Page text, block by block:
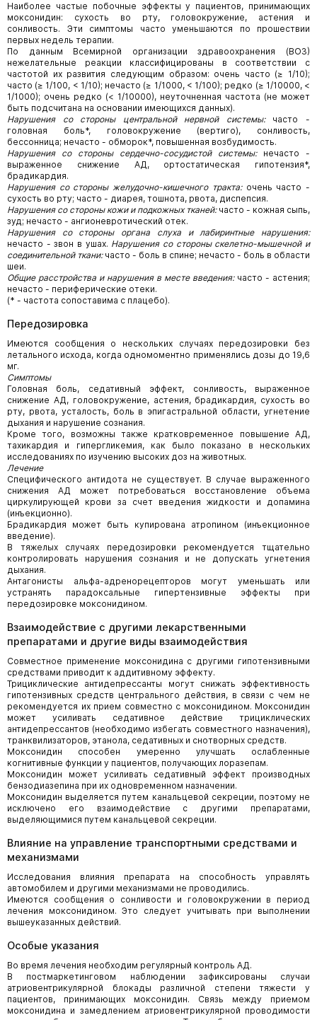
Наиболее частые побочные эффекты у пациентов, принимающих
моксонидин: сухость во рту, головокружение, астения и
сонливость. Эти симптомы часто уменьшаются по прошествии
первых недель терапии.
По данным Всемирной организации здравоохранения (ВОЗ)
нежелательные реакции классифицированы в соответствии с
частотой их развития следующим образом: очень часто (≥ 1/10);
часто (≥ 1/100, < 1/10); нечасто (≥ 1/1000, < 1/100); редко (≥ 1/10000, <
1/1000); очень редко (< 1/10000), неуточненная частота (не может
быть подсчитана на основании имеющихся данных).
Нарушения со стороны центральной нервной системы:часто -
головная боль*, головокружение (вертиго), сонливость,
бессонница; нечасто - обморок*, повышенная возбудимость.
Нарушения со стороны сердечно-сосудистой системы:нечасто -
выраженное снижение АД, ортостатическая гипотензия*,
брадикардия.
Нарушения со стороны желудочно-кишечного тракта:очень часто -
сухость во рту; часто - диарея, тошнота, рвота, диспепсия.
Нарушения со стороны кожи и подкожных тканей:часто - кожная сыпь,
зуд; нечасто - ангионевротический отек.
Нарушения со стороны органа слуха и лабиринтные нарушения:
нечасто - звон в ушах. Нарушения со стороны скелетно-мышечной и
соединительной ткани:часто - боль в спине; нечасто - боль в области
шеи.
Общие расстройства и нарушения в месте введения:часто - астения;
нечасто - периферические отеки.
(* - частота сопоставима с плацебо).
Передозировка
Имеются сообщения о нескольких случаях передозировки без
летального исхода, когда одномоментно применялись дозы до 19,6
мг.
Симптомы
Головная боль, седативный эффект, сонливость, выраженное
снижение АД, головокружение, астения, брадикардия, сухость во
рту, рвота, усталость, боль в эпигастральной области, угнетение
дыхания и нарушение сознания.
Кроме того, возможны также кратковременное повышение АД,
тахикардия и гипергликемия, как было показано в нескольких
исследованиях по изучению высоких доз на животных.
Лечение
Специфического антидота не существует. В случае выраженного
снижения АД может потребоваться восстановление объема
циркулирующей крови за счет введения жидкости и допамина
(инъекционно).
Брадикардия может быть купирована атропином (инъекционное
введение).
В тяжелых случаях передозировки рекомендуется тщательно
контролировать нарушения сознания и не допускать угнетения
дыхания.
Антагонисты альфа-адренорецепторов могут уменьшать или
устранять парадоксальные гипертензивные эффекты при
передозировке моксонидином.
Взаимодействие с другими лекарственными
препаратами и другие виды взаимодействия
Совместное применение моксонидина с другими гипотензивными
средствами приводит к аддитивному эффекту.
Трициклические антидепрессанты могут снижать эффективность
гипотензивных средств центрального действия, в связи с чем не
рекомендуется их прием совместно с моксонидином. Моксонидин
может усиливать седативное действие трициклических
антидепрессантов (необходимо избегать совместного назначения),
транквилизаторов, этанола, седативных и снотворных средств.
Моксонидин способен умеренно улучшать ослабленные
когнитивные функции у пациентов, получающих лоразепам.
Моксонидин может усиливать седативный эффект производных
бензодиазепина при их одновременном назначении.
Моксонидин выделяется путем канальцевой секреции, поэтому не
исключено его взаимодействие с другими препаратами,
выделяющимися путем канальцевой секреции.
Влияние на управление транспортными средствами и
механизмами
Исследования влияния препарата на способность управлять
автомобилем и другими механизмами не проводились.
Имеются сообщения о сонливости и головокружении в период
лечения моксонидином. Это следует учитывать при выполнении
вышеуказанных действий.
Особые указания
Во время лечения необходим регулярный контроль АД.
В постмаркетинговом наблюдении зафиксированы случаи
атриовентрикулярной блокады различной степени тяжести у
пациентов, принимающих моксонидин. Связь между приемом
моксонидина и замедлением атриовентрикулярной проводимости